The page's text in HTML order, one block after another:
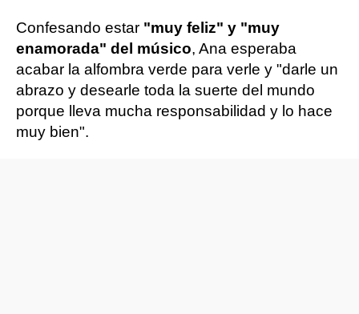
Confesando estar "muy feliz" y "muy
enamorada" del músico, Ana esperaba
acabar la alfombra verde para verle y "darle un
abrazo y desearle toda la suerte del mundo
porque lleva mucha responsabilidad y lo hace
muy bien".